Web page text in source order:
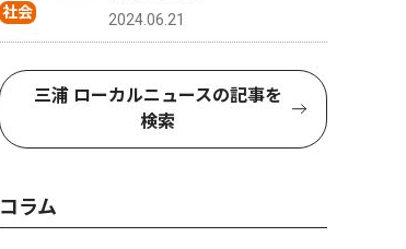
社会
2024.06.21
三浦 ローカルニュースの記事を
検索
コラム